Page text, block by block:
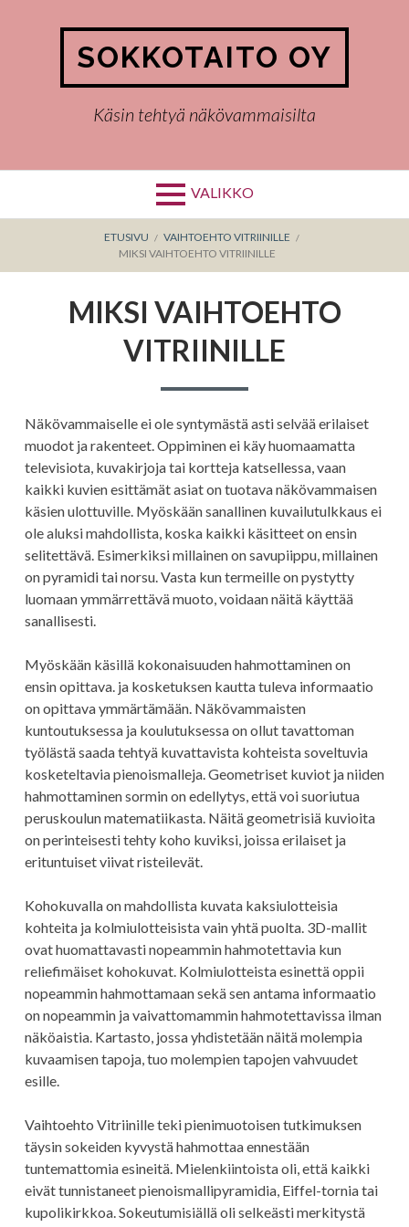
SOKKOTAITO OY
Käsin tehtyä näkövammaisilta
VALIKKO
MURUPOLKU
ETUSIVU
VAIHTOEHTO VITRIINILLE
MIKSI VAIHTOEHTO VITRIINILLE
MIKSI VAIHTOEHTO
VITRIINILLE
Näkövammaiselle ei ole syntymästä asti selvää erilaiset
muodot ja rakenteet. Oppiminen ei käy huomaamatta
televisiota, kuvakirjoja tai kortteja katsellessa, vaan
kaikki kuvien esittämät asiat on tuotava näkövammaisen
käsien ulottuville. Myöskään sanallinen kuvailutulkkaus ei
ole aluksi mahdollista, koska kaikki käsitteet on ensin
selitettävä. Esimerkiksi millainen on savupiippu, millainen
on pyramidi tai norsu. Vasta kun termeille on pystytty
luomaan ymmärrettävä muoto, voidaan näitä käyttää
sanallisesti.
Myöskään käsillä kokonaisuuden hahmottaminen on
ensin opittava. ja kosketuksen kautta tuleva informaatio
on opittava ymmärtämään. Näkövammaisten
kuntoutuksessa ja koulutuksessa on ollut tavattoman
työlästä saada tehtyä kuvattavista kohteista soveltuvia
kosketeltavia pienoismalleja. Geometriset kuviot ja niiden
hahmottaminen sormin on edellytys, että voi suoriutua
peruskoulun matematiikasta. Näitä geometrisiä kuvioita
on perinteisesti tehty koho kuviksi, joissa erilaiset ja
erituntuiset viivat risteilevät.
Kohokuvalla on mahdollista kuvata kaksiulotteisia
kohteita ja kolmiulotteisista vain yhtä puolta. 3D-mallit
ovat huomattavasti nopeammin hahmotettavia kun
reliefimäiset kohokuvat. Kolmiulotteista esinettä oppii
nopeammin hahmottamaan sekä sen antama informaatio
on nopeammin ja vaivattomammin hahmotettavissa ilman
näköaistia. Kartasto, jossa yhdistetään näitä molempia
kuvaamisen tapoja, tuo molempien tapojen vahvuudet
esille.
Vaihtoehto Vitriinille teki pienimuotoisen tutkimuksen
täysin sokeiden kyvystä hahmottaa ennestään
tuntemattomia esineitä. Mielenkiintoista oli, että kaikki
eivät tunnistaneet pienoismallipyramidia, Eiffel-tornia tai
kupolikirkkoa. Sokeutumisiällä oli selkeästi merkitystä